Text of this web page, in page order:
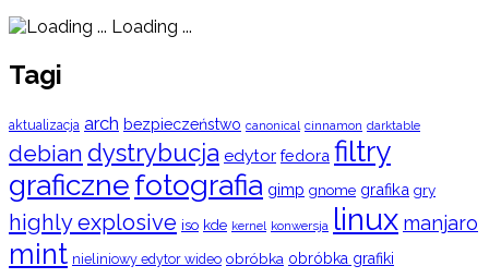
Loading ...
Tagi
aktualizacja arch bezpieczeństwo canonical cinnamon darktable
debian dystrybucja edytor fedora filtry
graficznefotografia gimp gnome grafika gry
highly explosive iso kde kernel konwersja linux manjaro
mint nieliniowy edytor wideo obróbka obróbka grafiki